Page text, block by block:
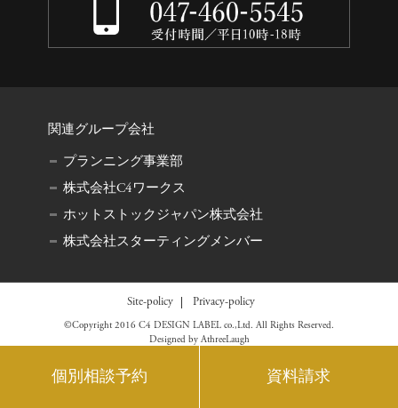
個別相談予約 資料請求
関連グループ会社
プランニング事業部
株式会社C4ワークス
ホットストックジャパン株式会社
株式会社スターティングメンバー
Site-policy Privacy-policy
©Copyright 2016 C4 DESIGN LABEL co.,Ltd. All Rights Reserved.
Designed by AthreeLaugh